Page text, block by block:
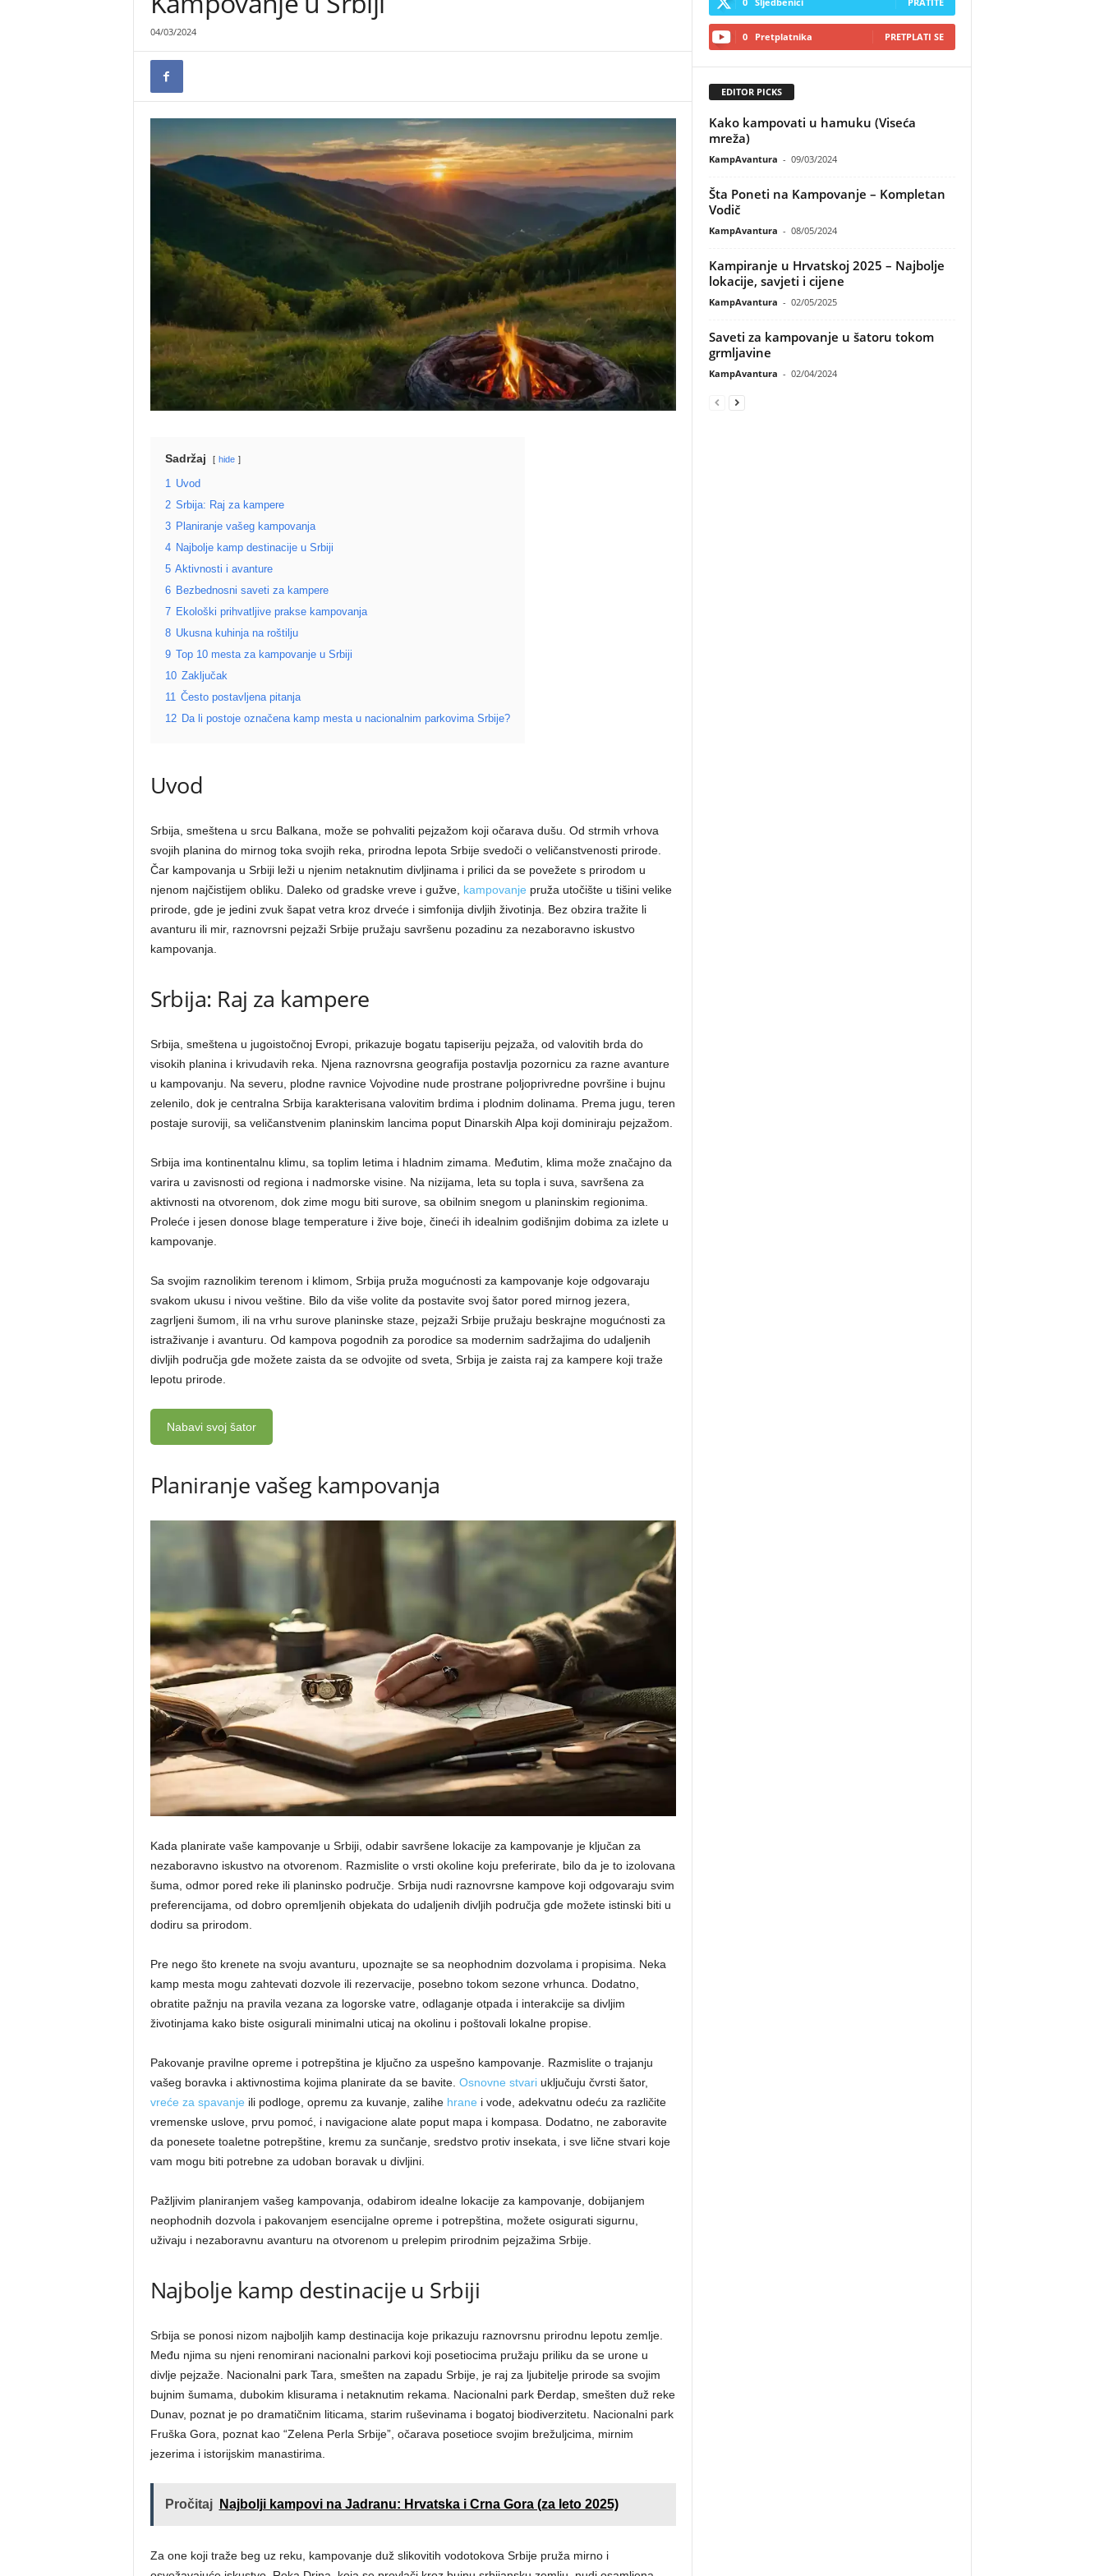
04/03/2024
Sadržaj hide
1 Uvod
2 Srbija: Raj za kampere
3
Planiranje vašeg kampovanja
4
Najbolje kamp destinacije u Srbiji
5 Aktivnosti i avanture
6
Bezbednosni saveti za kampere
7
Ekološki prihvatljive prakse kampovanja
8 Ukusna kuhinja na roštilju
9 Top 10 mesta za kampovanje u Srbiji
10 Zaključak
11 Često postavljena pitanja
12
Da li postoje označena kamp mesta u nacionalnim parkovima Srbije?
Uvod
Srbija, smeštena u srcu Balkana, može se pohvaliti pejzažom koji očarava dušu. Od strmih vrhova
svojih planina do mirnog toka svojih reka, prirodna lepota Srbije svedoči o veličanstvenosti prirode.
Čar kampovanja u Srbiji leži u njenim netaknutim divljinama i prilici da se povežete s prirodom u
njenom najčistijem obliku. Daleko od gradske vreve i gužve, kampovanje pruža utočište u tišini velike
prirode, gde je jedini zvuk šapat vetra kroz drveće i simfonija divljih životinja. Bez obzira tražite li
avanturu ili mir, raznovrsni pejzaži Srbije pružaju savršenu pozadinu za nezaboravno iskustvo
kampovanja.
Srbija: Raj za kampere
Srbija, smeštena u jugoistočnoj Evropi, prikazuje bogatu tapiseriju pejzaža, od valovitih brda do
visokih planina i krivudavih reka. Njena raznovrsna geografija postavlja pozornicu za razne avanture
u kampovanju. Na severu, plodne ravnice Vojvodine nude prostrane poljoprivredne površine i bujnu
zelenilo, dok je centralna Srbija karakterisana valovitim brdima i plodnim dolinama. Prema jugu, teren
postaje suroviji, sa veličanstvenim planinskim lancima poput Dinarskih Alpa koji dominiraju pejzažom.
Srbija ima kontinentalnu klimu, sa toplim letima i hladnim zimama. Međutim, klima može značajno da
varira u zavisnosti od regiona i nadmorske visine. Na nizijama, leta su topla i suva, savršena za
aktivnosti na otvorenom, dok zime mogu biti surove, sa obilnim snegom u planinskim regionima.
Proleće i jesen donose blage temperature i žive boje, čineći ih idealnim godišnjim dobima za izlete u
kampovanje.
Sa svojim raznolikim terenom i klimom, Srbija pruža mogućnosti za kampovanje koje odgovaraju
svakom ukusu i nivou veštine. Bilo da više volite da postavite svoj šator pored mirnog jezera,
zagrljeni šumom, ili na vrhu surove planinske staze, pejzaži Srbije pružaju beskrajne mogućnosti za
istraživanje i avanturu. Od kampova pogodnih za porodice sa modernim sadržajima do udaljenih
divljih područja gde možete zaista da se odvojite od sveta, Srbija je zaista raj za kampere koji traže
lepotu prirode.
Nabavi svoj šator
Planiranje vašeg kampovanja
Kada planirate vaše kampovanje u Srbiji, odabir savršene lokacije za kampovanje je ključan za
nezaboravno iskustvo na otvorenom. Razmislite o vrsti okoline koju preferirate, bilo da je to izolovana
šuma, odmor pored reke ili planinsko područje. Srbija nudi raznovrsne kampove koji odgovaraju svim
preferencijama, od dobro opremljenih objekata do udaljenih divljih područja gde možete istinski biti u
dodiru sa prirodom.
Pre nego što krenete na svoju avanturu, upoznajte se sa neophodnim dozvolama i propisima. Neka
kamp mesta mogu zahtevati dozvole ili rezervacije, posebno tokom sezone vrhunca. Dodatno,
obratite pažnju na pravila vezana za logorske vatre, odlaganje otpada i interakcije sa divljim
životinjama kako biste osigurali minimalni uticaj na okolinu i poštovali lokalne propise.
Pakovanje pravilne opreme i potrepština je ključno za uspešno kampovanje. Razmislite o trajanju
vašeg boravka i aktivnostima kojima planirate da se bavite. Osnovne stvariuključuju čvrsti šator,
vreće za spavanje ili podloge, opremu za kuvanje, zalihe hrane i vode, adekvatnu odeću za različite
vremenske uslove, prvu pomoć, i navigacione alate poput mapa i kompasa. Dodatno, ne zaboravite
da ponesete toaletne potrepštine, kremu za sunčanje, sredstvo protiv insekata, i sve lične stvari koje
vam mogu biti potrebne za udoban boravak u divljini.
Pažljivim planiranjem vašeg kampovanja, odabirom idealne lokacije za kampovanje, dobijanjem
neophodnih dozvola i pakovanjem esencijalne opreme i potrepština, možete osigurati sigurnu,
uživaju i nezaboravnu avanturu na otvorenom u prelepim prirodnim pejzažima Srbije.
Najbolje kamp destinacije u Srbiji
Srbija se ponosi nizom najboljih kamp destinacija koje prikazuju raznovrsnu prirodnu lepotu zemlje.
Među njima su njeni renomirani nacionalni parkovi koji posetiocima pružaju priliku da se urone u
divlje pejzaže. Nacionalni park Tara, smešten na zapadu Srbije, je raj za ljubitelje prirode sa svojim
bujnim šumama, dubokim klisurama i netaknutim rekama. Nacionalni park Đerdap, smešten duž reke
Dunav, poznat je po dramatičnim liticama, starim ruševinama i bogatoj biodiverzitetu. Nacionalni park
Fruška Gora, poznat kao “Zelena Perla Srbije”, očarava posetioce svojim brežuljcima, mirnim
jezerima i istorijskim manastirima.
Pročitaj Najbolji kampovi na Jadranu: Hrvatska i Crna Gora (za leto 2025)
Za one koji traže beg uz reku, kampovanje duž slikovitih vodotokova Srbije pruža mirno i
0 Pretplatnika PRETPLATI SE
EDITOR PICKS
Kako kampovati u hamuku (Viseća
mreža)
KampAvantura - 09/03/2024
Šta Poneti na Kampovanje – Kompletan
Vodič
KampAvantura - 08/05/2024
Kampiranje u Hrvatskoj 2025 – Najbolje
lokacije, savjeti i cijene
KampAvantura - 02/05/2025
Saveti za kampovanje u šatoru tokom
grmljavine
KampAvantura - 02/04/2024